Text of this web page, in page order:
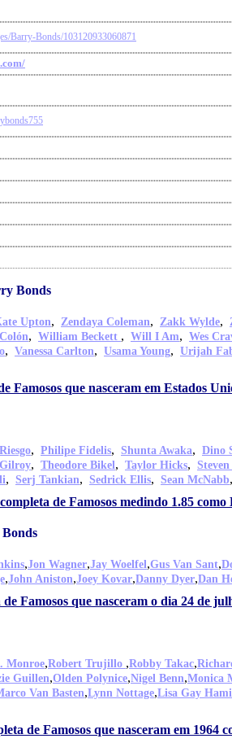
Barry-Bonds/103120933060871
Bonds
Upton, Zendaya Coleman, Zakk Wylde,
, William Beckett , Will I Am, Wes
, Vanessa Carlton, Usama Young, Urijah
Famosos que nasceram em Estados
, Philipe Fidelis, Shunta Awaka, Dino
, Theodore Bikel, Taylor Hicks,
, Serj Tankian, Sedrick Ellis, Sean McNabb,
de Famosos medindo 1.85
,Jon Wagner,Jay Woelfel,Gus Van Sant,
,John Aniston,Joey Kovar,Danny Dyer,Dan
Famosos que nasceram o dia 24 de
Monroe,Robert Trujillo ,Robby Takac,
Guillen,Olden Polynice,Nigel Benn,Monica
Van Basten,Lynn Nottage,Lisa Gay
de Famosos que nasceram em 1964